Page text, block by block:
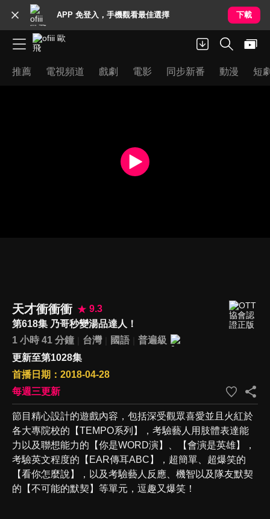
APP 免登入，手機觀看最佳選擇 下載
推薦 電視頻道 戲劇 電影 同步新番 動漫 短
天才衝衝衝
9.3
第618集 乃哥秒變湯品達人！
1 小時 41 分鐘
台灣 國語
普遍級
更新至第1028集
首播日期：2018-04-28
每週三更新
節目精心設計的遊戲內容，包括深受觀眾喜愛並且火紅於
各大專院校的【TEMPO系列】，考驗藝人用肢體表達能
力以及聯想能力的【你是WORD演】、【會演是英雄】，
考驗英文程度的【EAR傳耳ABC】，超簡單、超爆笑的
【看你怎麼說】，以及考驗藝人反應、機智以及隊友默契
的【不可能的默契】等單元，逗趣又爆笑！